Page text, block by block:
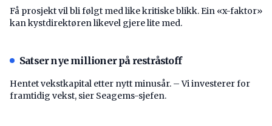
Få prosjekt vil bli følgt med like kritiske blikk. Ein «x-faktor»
kan kystdirektøren likevel gjere lite med.
Satser nye millioner på restråstoff
Hentet vekstkapital etter nytt minusår. – Vi investerer for
framtidig vekst, sier Seagems-sjefen.